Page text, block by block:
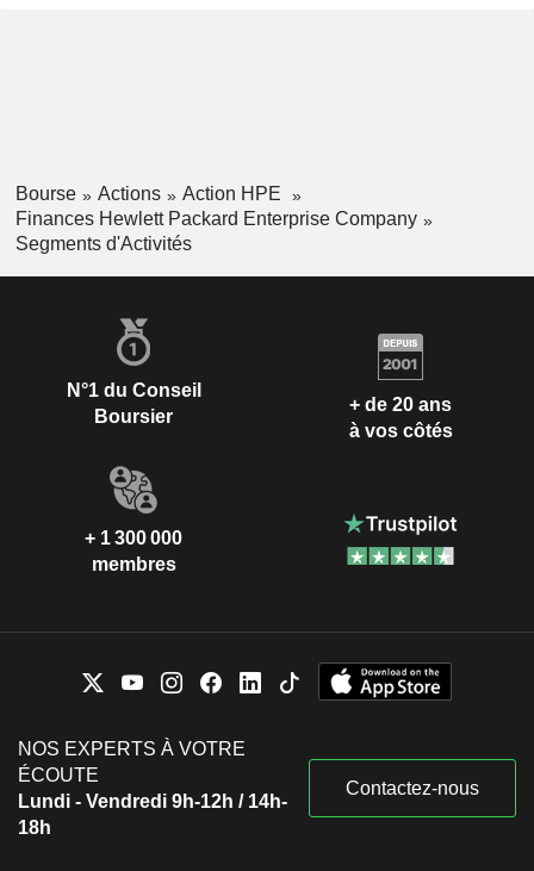
Bourse Actions
Action HPE
Finances Hewlett Packard Enterprise Company
Segments d'Activités
N°1 du Conseil
Boursier
+ de 20 ans
à vos côtés
+ 1 300 000
membres
NOS EXPERTS À VOTRE
ÉCOUTE
Lundi - Vendredi 9h-12h / 14h-
18h
Contactez-nous